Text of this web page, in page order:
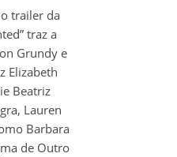
trailer da
traz a
Grundy e
Elizabeth
Beatriz
Lauren
Barbara
de Outro